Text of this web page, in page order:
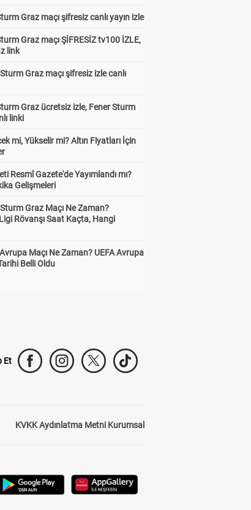
Graz maçı şifresiz canlı yayın izle
Graz maçı ŞİFRESİZ tv100 İZLE,
link
Graz maçı şifresiz izle canlı
Graz ücretsiz izle, Fener Sturm
linki
mi, Yükselir mi? Altın Fiyatları İçin
Resmî Gazete'de Yayımlandı mı?
Gelişmeleri
Graz Maçı Ne Zaman?
Rövanşı Saat Kaçta, Hangi
Maçı Ne Zaman? UEFA Avrupa
Belli Oldu
Et
KVKK Aydınlatma Metni Kurumsal